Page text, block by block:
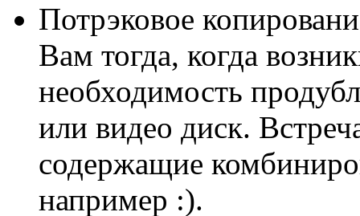
Потрэковое
Вам тогда, когда
необходимость
или видео диск.
содержащие
например :).